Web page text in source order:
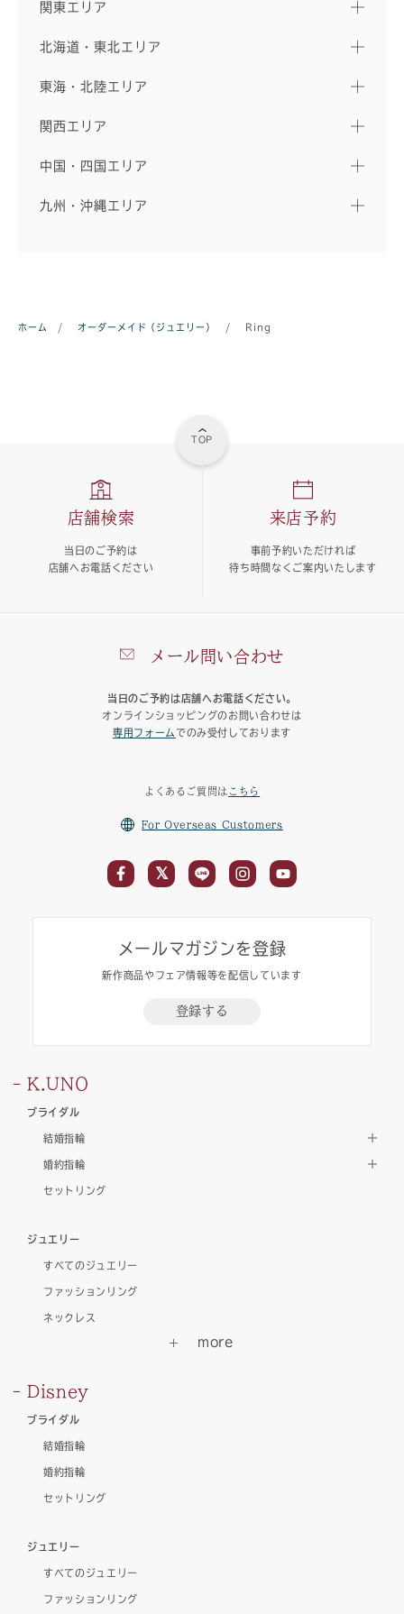
関東エリア
北海道・東北エリア
東海・北陸エリア
関西エリア
中国・四国エリア
九州・沖縄エリア
ホーム / オーダーメイド（ジュエリー） / Ring
TOP
メール問い合わせ
当日のご予約は店舗へお電話ください。
オンラインショッピングのお問い合わせは
専用フォーム でのみ受付しております
店舗検索
当日のご予約は
店舗へお電話ください
来店予約
事前予約いただければ
待ち時間なくご案内いたします
よくあるご質問は こちら
For Overseas Customers
メールマガジンを登録
新作商品やフェア情報等を配信しています
登録する
K.UNO
ブライダル
結婚指輪
婚約指輪
セットリング
ジュエリー
すべてのジュエリー
ファッションリング
ネックレス
Disney
ブライダル
結婚指輪
婚約指輪
セットリング
ジュエリー
すべてのジュエリー
ファッションリング